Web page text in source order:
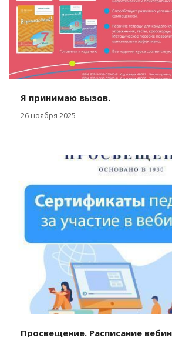
Я принимаю вызов.
26 ноября 2025
Просвещение. Расписание